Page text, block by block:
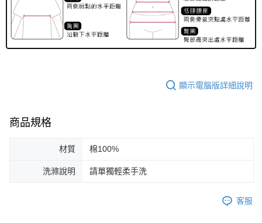
顯示電腦版詳細說明
商品規格
材質 棉100%
洗滌說明 請單獨輕柔手洗
客服